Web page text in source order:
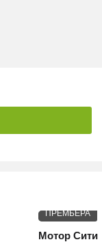
ПРЕМЬЕРА
Мотор Сити